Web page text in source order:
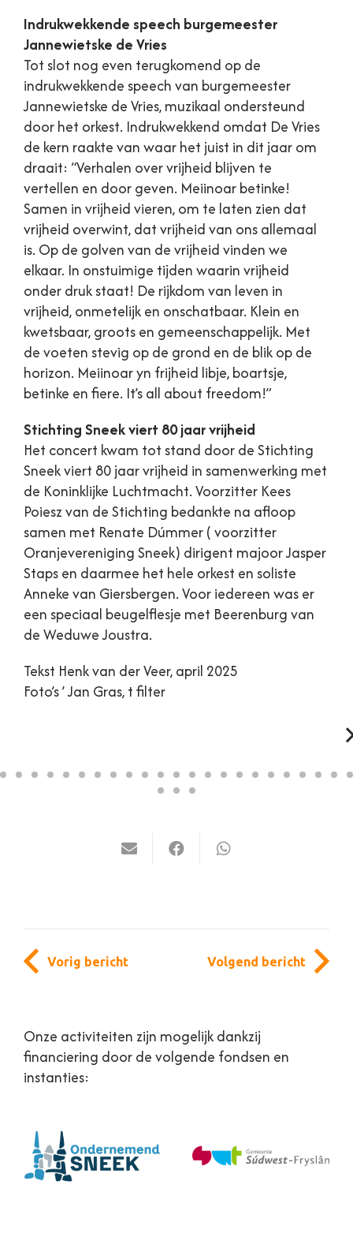
Indrukwekkende speech burgemeester
Jannewietske de Vries
Tot slot nog even terugkomend op de
indrukwekkende speech van burgemeester
Jannewietske de Vries, muzikaal ondersteund
door het orkest. Indrukwekkend omdat De Vries
de kern raakte van waar het juist in dit jaar om
draait: “Verhalen over vrijheid blijven te
vertellen en door geven. Meiinoar betinke!
Samen in vrijheid vieren, om te laten zien dat
vrijheid overwint, dat vrijheid van ons allemaal
is. Op de golven van de vrijheid vinden we
elkaar. In onstuimige tijden waarin vrijheid
onder druk staat! De rijkdom van leven in
vrijheid, onmetelijk en onschatbaar. Klein en
kwetsbaar, groots en gemeenschappelijk. Met
de voeten stevig op de grond en de blik op de
horizon. Meiinoar yn frijheid libje, boartsje,
betinke en fiere. It’s all about freedom!”
Stichting Sneek viert 80 jaar vrijheid
Het concert kwam tot stand door de Stichting
Sneek viert 80 jaar vrijheid in samenwerking met
de Koninklijke Luchtmacht. Voorzitter Kees
Poiesz van de Stichting bedankte na afloop
samen met Renate Dúmmer ( voorzitter
Oranjevereniging Sneek) dirigent majoor Jasper
Staps en daarmee het hele orkest en soliste
Anneke van Giersbergen. Voor iedereen was er
een speciaal beugelflesje met Beerenburg van
de Weduwe Joustra.
Tekst Henk van der Veer, april 2025
Foto’s ’ Jan Gras, t filter
Vorig bericht Volgend bericht
Onze activiteiten zijn mogelijk dankzij
financiering door de volgende fondsen en
instanties: